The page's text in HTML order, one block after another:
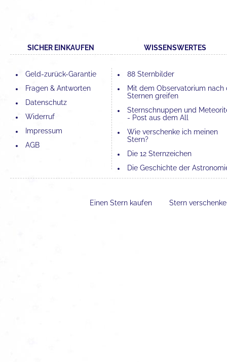
SICHER EINKAUFEN
Geld-zurück-Garantie
Fragen & Antworten
Datenschutz
Widerruf
Impressum
AGB
WISSENSWERTES
88 Sternbilder
Mit dem Observatorium nach
Sternen greifen
Sternschnuppen und
- Post aus dem All
Wie verschenke ich meinen
Stern?
Die 12 Sternzeichen
Die Geschichte der
Der Unterschied zwischen
Einen Stern kaufen Stern